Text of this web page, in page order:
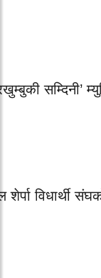
सम्दिनी’
शेर्पा विधार्थी